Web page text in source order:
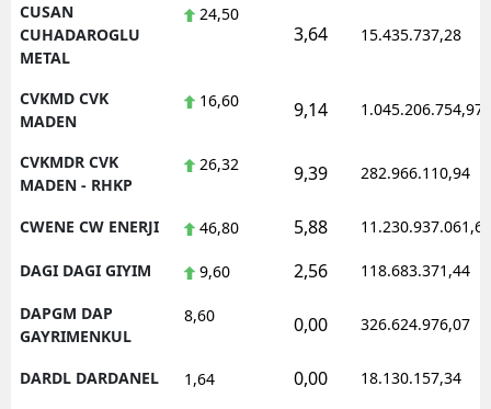
CUSAN
CUHADAROGLU
METAL
24,50
3,64 15.435.737,28
CVKMD CVK
MADEN
16,60 9,14 1.045.206.754,97
CVKMDR CVK
MADEN - RHKP
26,32 9,39 282.966.110,94
CWENE CW ENERJI 46,80 5,88 11.230.937.061,62
DAGI DAGI GIYIM 9,60 2,56 118.683.371,44
DAPGM DAP
GAYRIMENKUL
8,60 0,00 326.624.976,07
DARDL DARDANEL 1,64 0,00 18.130.157,34